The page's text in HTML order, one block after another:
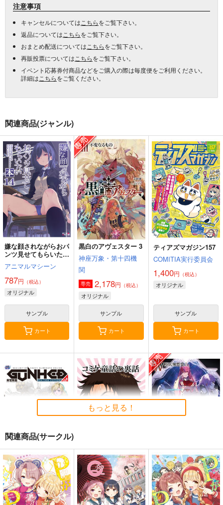
注意事項
キャンセルについては こちらをご覧下さい。
返品については こちらをご覧下さい。
おまとめ配送については こちらをご覧下さい。
再販投票については こちらをご覧下さい。
イベント応募券付商品などをご購入の際は毎度便をご利用ください。
詳細は こちらをご覧ください。
関連商品(ジャンル)
嫌な顔されながらおパ
ンツ見せてもらいたい
本14
アニマルマシーン
787円 （税込）
オリジナル
サンプル
カート
黒白のアヴェスター 3
神座万象・第十四機
関
専売 2,178円 （税込）
オリジナル
サンプル
カート
ティアズマガジン157
COMITIA実行委員会
1,400円 （税込）
オリジナル
サンプル
カート
麻宮騎亜ヘリテージエ
ディション「ガンヘッ
ド」上巻
太陽系旅団
4,235円（税込）
コミケ童話の裏話総集
編4
おのでら総本舗
1,540円（税込）
黒白のアヴェスター 4
神座万象・第十四機
関
専売 3,144円（税込）
もっと見る！
関連商品(サークル)